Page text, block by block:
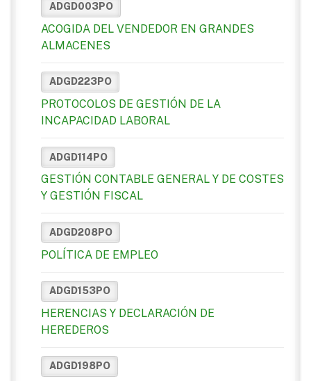
ADGD003PO
ACOGIDA DEL VENDEDOR EN GRANDES
ALMACENES
ADGD223PO
PROTOCOLOS DE GESTIÓN DE LA
INCAPACIDAD LABORAL
ADGD114PO
GESTIÓN CONTABLE GENERAL Y DE COSTES
Y GESTIÓN FISCAL
ADGD208PO
POLÍTICA DE EMPLEO
ADGD153PO
HERENCIAS Y DECLARACIÓN DE
HEREDEROS
ADGD198PO